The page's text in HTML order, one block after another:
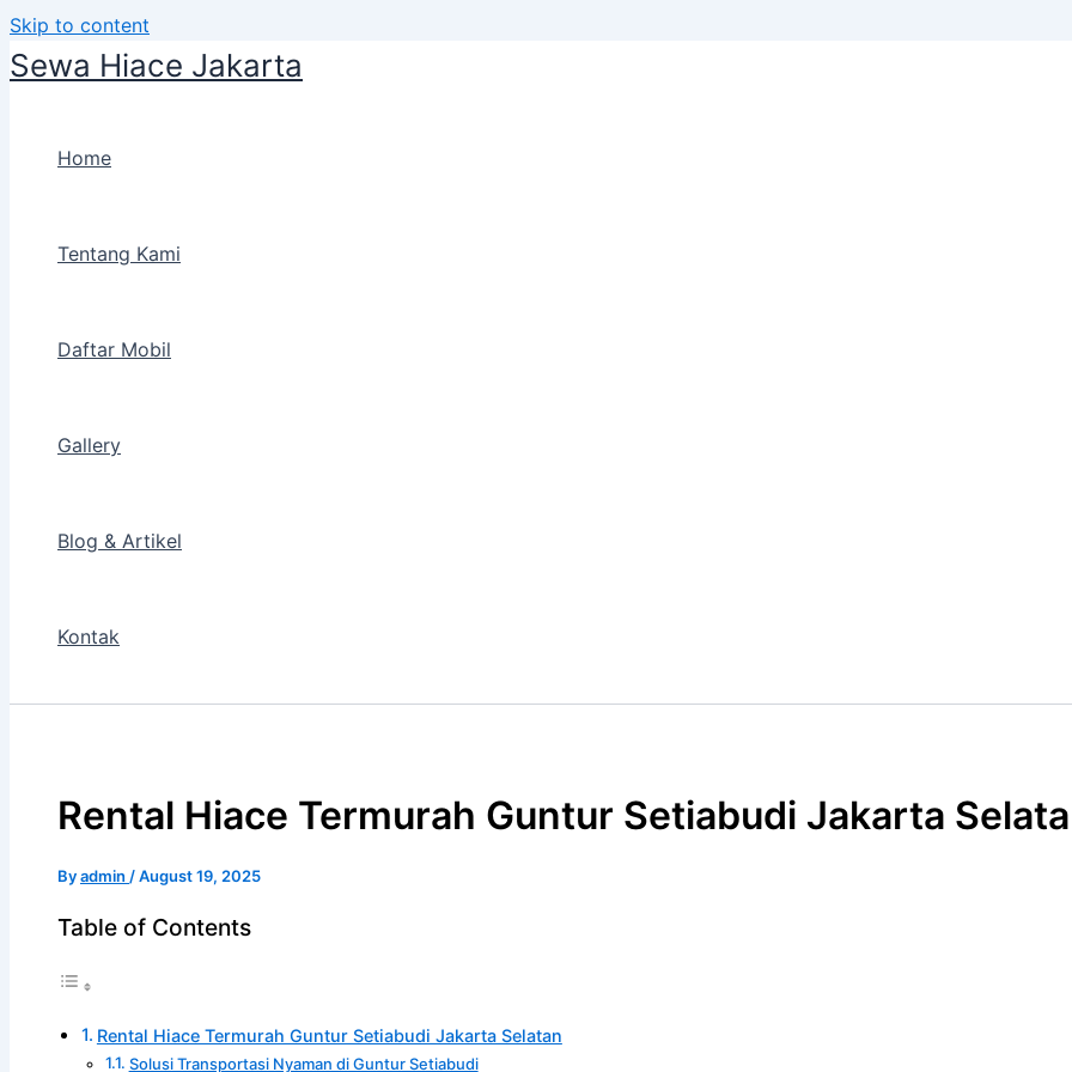
Skip to content
Sewa Hiace Jakarta
Home
Tentang Kami
Daftar Mobil
Gallery
Blog & Artikel
Kontak
Rental Hiace Termurah Guntur Setiabudi Jakarta
Byadmin /August 19, 2025
Table of Contents
Rental Hiace Termurah Guntur Setiabudi Jakarta Selatan
Solusi Transportasi Nyaman di Guntur Setiabudi